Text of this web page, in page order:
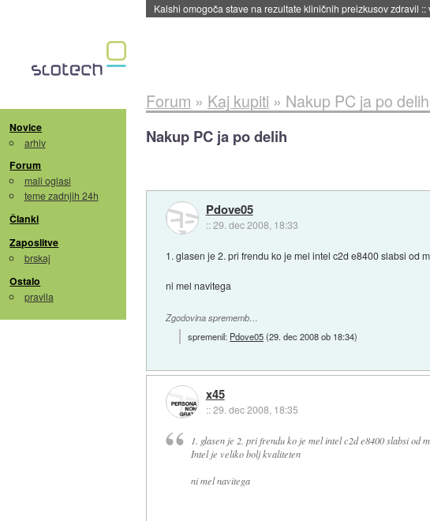
Sandisk že prodal več kot polovico SSD-jev za naslednji dve leti
Novice
arhiv
Forum
mali oglasi
teme zadnjih 24h
Članki
Zaposlitve
brskaj
Ostalo
pravila
Forum » Kaj kupiti » Nakup PC ja po delih
Nakup PC ja po delih
Pdove05
::29. dec 2008, 18:33
1. glasen je 2. pri frendu ko je mel intel c2d e8400 slabsi od
ni mel navitega
Zgodovina sprememb…
spremenil: Pdove05(29. dec 2008 ob 18:34)
x45
::29. dec 2008, 18:35
1. glasen je 2. pri frendu ko je mel intel c2d e8400 slabsi od
Intel je veliko bolj kvaliteten
ni mel navitega